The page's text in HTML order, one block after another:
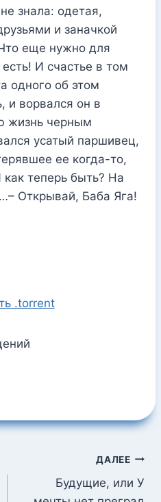
знала: одетая,
и заначкой
еще нужно для
И счастье в том
одного об этом
и ворвался он в
жизнь черным
усатый паршивец,
ее когда-то,
теперь быть? На
Открывай, Баба Яга!
.torrent
ДАЛЕЕ
Будущие, или У